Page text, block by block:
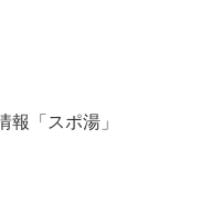
報「スポ湯」